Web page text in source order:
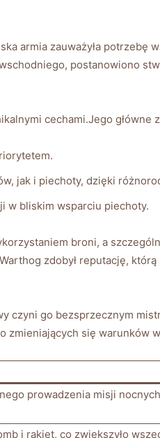
armia zauważyła potrzebę
postanowiono⁤
cechami.Jego⁢ główne
⁢jak i piechoty, dzięki
w⁣ bliskim wsparciu piechoty.
broni, a‍
zdobył reputację, którą
czyni go bezsprzecznym
zmieniających się warunków
prowadzenia misji
‍i rakiet, co zwiększyło